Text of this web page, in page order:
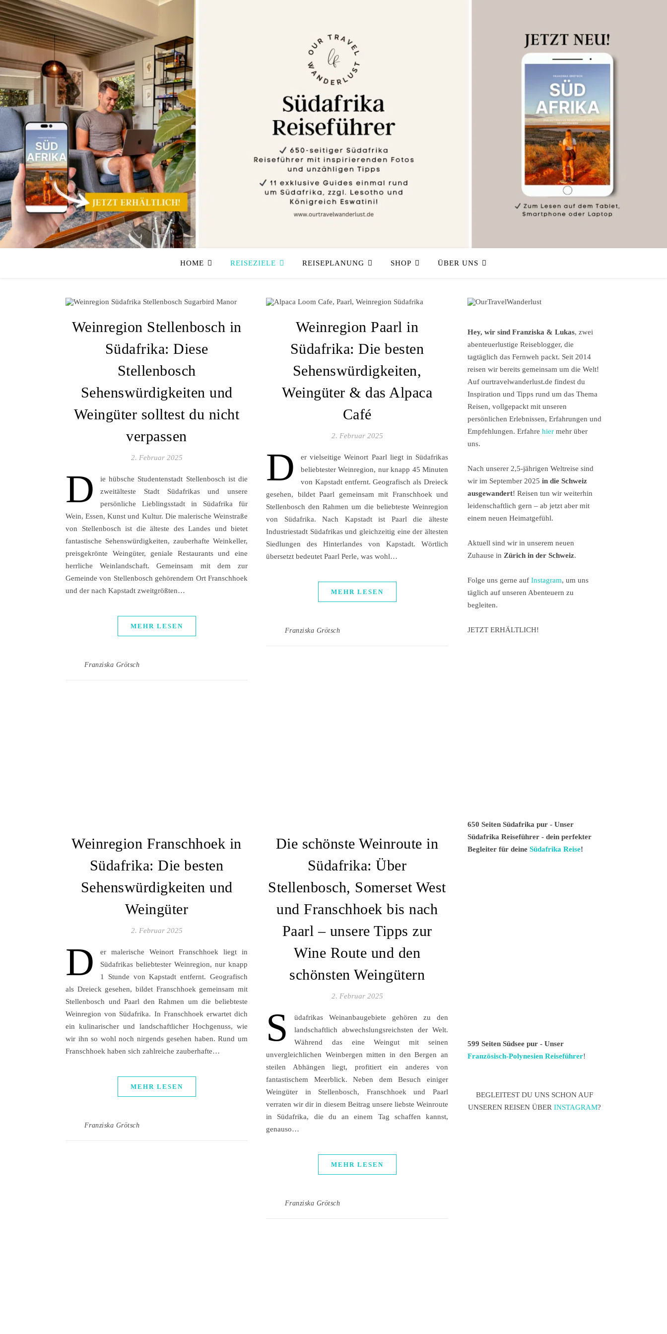
HOME REISEZIELE REISEPLANUNG SHOP ÜBER UNS
Weinregion Stellenbosch in
Südafrika: Diese
Stellenbosch
Sehenswürdigkeiten und
Weingüter solltest du nicht
verpassen
2. Februar 2025
D
ie hübsche Studentenstadt Stellenbosch ist die
zweitälteste Stadt Südafrikas und unsere
persönliche Lieblingsstadt in Südafrika für
Wein, Essen, Kunst und Kultur. Die malerische Weinstraße
von Stellenbosch ist die älteste des Landes und bietet
fantastische Sehenswürdigkeiten, zauberhafte Weinkeller,
preisgekrönte Weingüter, geniale Restaurants und eine
herrliche Weinlandschaft. Gemeinsam mit dem zur
Gemeinde von Stellenbosch gehörendem Ort Franschhoek
und der nach Kapstadt zweitgrößten…
MEHR LESEN
Franziska Grötsch
Weinregion Paarl in
Südafrika: Die besten
Sehenswürdigkeiten,
Weingüter & das Alpaca
Café
2. Februar 2025
D
er vielseitige Weinort Paarl liegt in Südafrikas
beliebtester Weinregion, nur knapp 45 Minuten
von Kapstadt entfernt. Geografisch als Dreieck
gesehen, bildet Paarl gemeinsam mit Franschhoek und
Stellenbosch den Rahmen um die beliebteste Weinregion
von Südafrika. Nach Kapstadt ist Paarl die älteste
Industriestadt Südafrikas und gleichzeitig eine der ältesten
Siedlungen des Hinterlandes von Kapstadt. Wörtlich
übersetzt bedeutet Paarl Perle, was wohl…
MEHR LESEN
Franziska Grötsch
Weinregion Franschhoek in
Südafrika: Die besten
Sehenswürdigkeiten und
Weingüter
2. Februar 2025
D
er malerische Weinort Franschhoek liegt in
Südafrikas beliebtester Weinregion, nur knapp
1 Stunde von Kapstadt entfernt. Geografisch
als Dreieck gesehen, bildet Franschhoek gemeinsam mit
Stellenbosch und Paarl den Rahmen um die beliebteste
Weinregion von Südafrika. In Franschhoek erwartet dich
ein kulinarischer und landschaftlicher Hochgenuss, wie
wir ihn so wohl noch nirgends gesehen haben. Rund um
Franschhoek haben sich zahlreiche zauberhafte…
MEHR LESEN
Franziska Grötsch
Die schönste Weinroute in
Südafrika: Über
Stellenbosch, Somerset West
und Franschhoek bis nach
Paarl – unsere Tipps zur
Wine Route und den
schönsten Weingütern
2. Februar 2025
S
üdafrikas Weinanbaugebiete gehören zu den
landschaftlich abwechslungsreichsten der Welt.
Während das eine Weingut mit seinen
unvergleichlichen Weinbergen mitten in den Bergen an
steilen Abhängen liegt, profitiert ein anderes von
fantastischem Meerblick. Neben dem Besuch einiger
Weingüter in Stellenbosch, Franschhoek und Paarl
verraten wir dir in diesem Beitrag unsere liebste Weinroute
in Südafrika, die du an einem Tag schaffen kannst,
genauso…
MEHR LESEN
Franziska Grötsch
Hey, wir sind Franziska & Lukas, zwei
abenteuerlustige Reiseblogger, die
tagtäglich das Fernweh packt. Seit 2014
reisen wir bereits gemeinsam um die Welt!
Auf ourtravelwanderlust.de findest du
Inspiration und Tipps rund um das Thema
Reisen, vollgepackt mit unseren
persönlichen Erlebnissen, Erfahrungen und
Empfehlungen. Erfahre hier mehr über
uns.
Nach unserer 2,5-jährigen Weltreise sind
wir im September 2025 in die Schweiz
ausgewandert! Reisen tun wir weiterhin
leidenschaftlich gern – ab jetzt aber mit
einem neuen Heimatgefühl.
Aktuell sind wir in unserem neuen
Zuhause in Zürich in der Schweiz.
Folge uns gerne auf Instagram, um uns
täglich auf unseren Abenteuern zu
begleiten.
JETZT ERHÄLTLICH!
650 Seiten Südafrika pur - Unser
Südafrika Reiseführer - dein perfekter
Begleiter für deine Südafrika Reise!
599 Seiten Südsee pur - Unser
Französisch-Polynesien Reiseführer!
BEGLEITEST DU UNS SCHON AUF
UNSEREN REISEN ÜBER INSTAGRAM?